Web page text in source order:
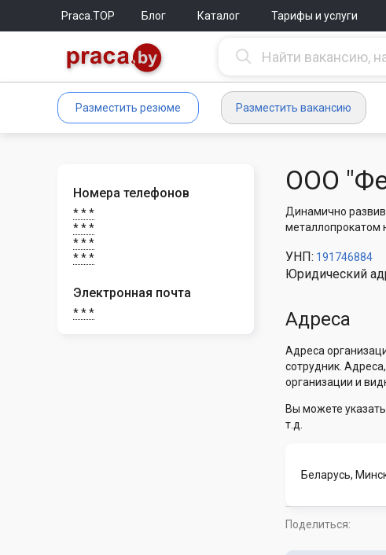
Praca.TOP Блог Каталог Тарифы и услуги
Разместить резюме Разместить вакансию
Номера телефонов
* * *
* * *
* * *
* * *
Электронная почта
* * *
ООО
Динамично
металлопрокатом
УНП: 191746884
Юридический
Адреса
Адреса
сотрудник.
организации и
Вы можете
т.д.
Беларусь,
Поделиться: